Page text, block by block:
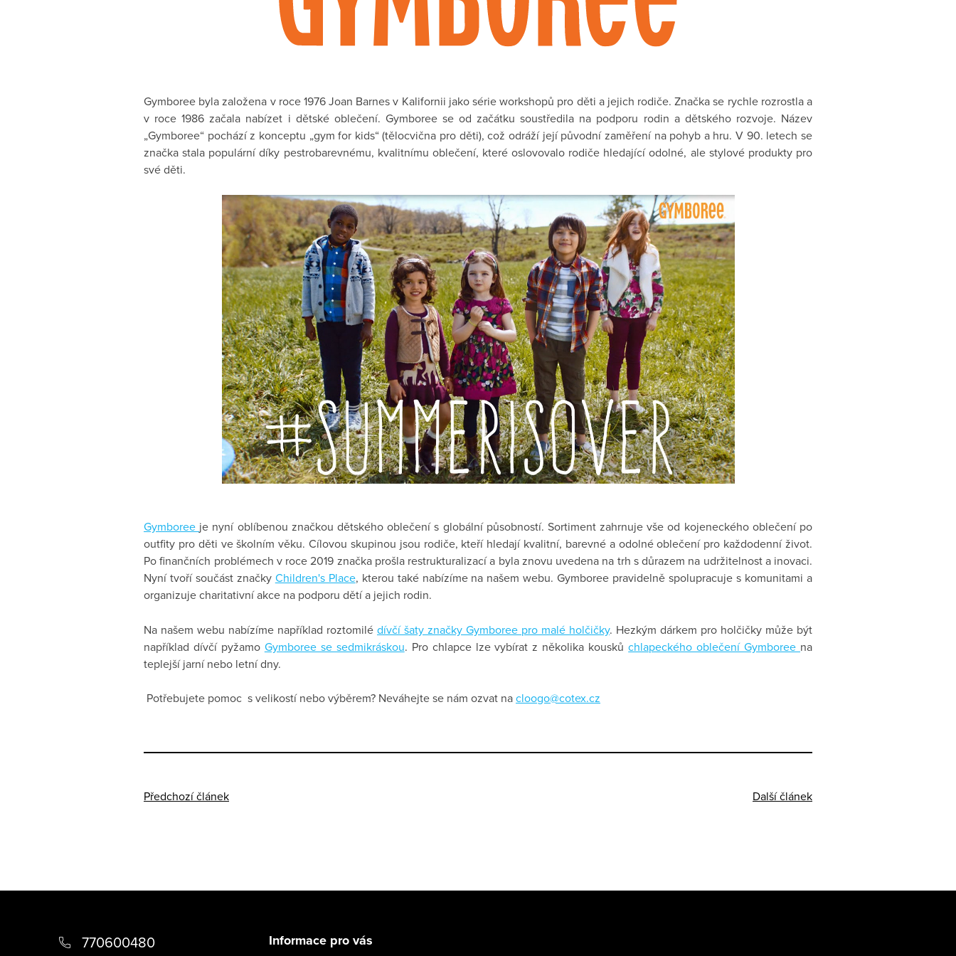
Gymboree byla založena v roce 1976 Joan Barnes v Kalifornii jako série workshopů pro děti a jejich rodiče. Značka se rychle rozrostla a
v roce 1986 začala nabízet i dětské oblečení. Gymboree se od začátku soustředila na podporu rodin a dětského rozvoje. Název
„Gymboree“ pochází z konceptu „gym for kids“ (tělocvična pro děti), což odráží její původní zaměření na pohyb a hru. V 90. letech se
značka stala populární díky pestrobarevnému, kvalitnímu oblečení, které oslovovalo rodiče hledající odolné, ale stylové produkty pro
své děti.
Gymboree je nyní oblíbenou značkou dětského oblečení s globální působností. Sortiment zahrnuje vše od kojeneckého oblečení po
outfity pro děti ve školním věku. Cílovou skupinou jsou rodiče, kteří hledají kvalitní, barevné a odolné oblečení pro každodenní život.
Po finančních problémech v roce 2019 značka prošla restrukturalizací a byla znovu uvedena na trh s důrazem na udržitelnost a inovaci.
Nyní tvoří součást značky Children's Place, kterou také nabízíme na našem webu. Gymboree pravidelně spolupracuje s komunitami a
organizuje charitativní akce na podporu dětí a jejich rodin.
Na našem webu nabízíme například roztomilé dívčí šaty značky Gymboree pro malé holčičky. Hezkým dárkem pro holčičky může být
například dívčí pyžamo Gymboree se sedmikráskou. Pro chlapce lze vybírat z několika kouskůchlapeckého oblečení Gymboree na
teplejší jarní nebo letní dny.
Potřebujete pomoc s velikostí nebo výběrem? Neváhejte se nám ozvat nacloogo@cotex.cz
Předchozí článek Další článek
770600480 Informace pro vás